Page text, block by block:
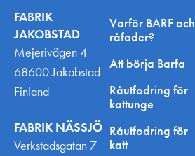
FABRIK
JAKOBSTAD
Mejerivägen 4
68600 Jakobstad
Finland
FABRIK NÄSSJÖ
Verkstadsgatan 7
Varför BARF och
råfoder?
Att börja Barfa
Råutfodring för
kattunge
Råutfodring för
katt